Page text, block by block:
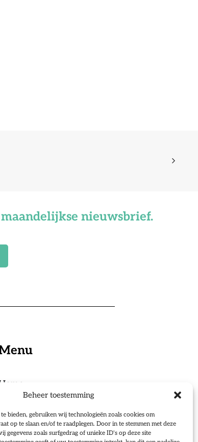
Beheer toestemming
bieden, gebruiken wij technologieën zoals cookies om
op te slaan en/of te raadplegen. Door in te stemmen met deze
gegevens zoals surfgedrag of unieke ID's op deze site
nieuwsbrief.
Ondernemingsraden
Partners
ons